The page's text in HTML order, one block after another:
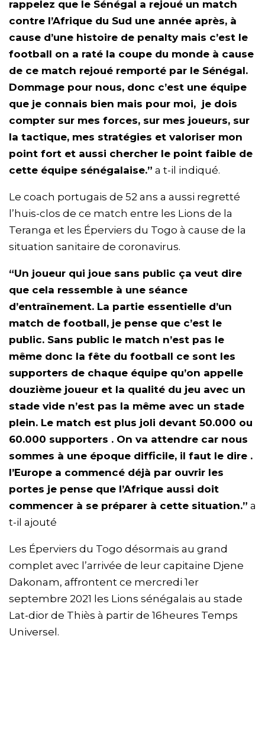
rappelez que le Sénégal a rejoué un match
contre l’Afrique du Sud une année après, à
cause d’une histoire de penalty mais c’est le
football on a raté la coupe du monde à cause
de ce match rejoué remporté par le Sénégal.
Dommage pour nous, donc c’est une équipe
que je connais bien mais pour moi, je dois
compter sur mes forces, sur mes joueurs, sur
la tactique, mes stratégies et valoriser mon
point fort et aussi chercher le point faible de
cette équipe sénégalaise.” a t-il indiqué.
Le coach portugais de 52 ans a aussi regretté
l’huis-clos de ce match entre les Lions de la
Teranga et les Éperviers du Togo à cause de la
situation sanitaire de coronavirus.
“Un joueur qui joue sans public ça veut dire
que cela ressemble à une séance
d’entraînement. La partie essentielle d’un
match de football, je pense que c’est le
public. Sans public le match n’est pas le
même donc la fête du football ce sont les
supporters de chaque équipe qu’on appelle
douzième joueur et la qualité du jeu avec un
stade vide n’est pas la même avec un stade
plein. Le match est plus joli devant 50.000 ou
60.000 supporters . On va attendre car nous
sommes à une époque difficile, il faut le dire .
l’Europe a commencé déjà par ouvrir les
portes je pense que l’Afrique aussi doit
commencer à se préparer à cette situation.” a
t-il ajouté
Les Éperviers du Togo désormais au grand
complet avec l’arrivée de leur capitaine Djene
Dakonam, affrontent ce mercredi 1er
septembre 2021 les Lions sénégalais au stade
Lat-dior de Thiès à partir de 16heures Temps
Universel.